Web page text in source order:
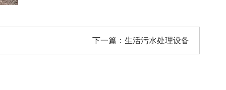
下一篇： 生活污水处理设备